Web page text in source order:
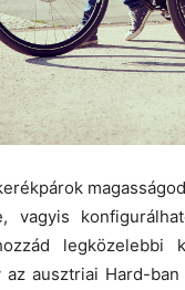
vagyis
legközelebbi
ausztriai Hard-